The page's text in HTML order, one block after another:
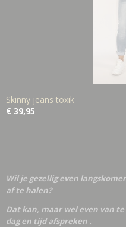
Skinny jeans toxik
€ 39,95
Wil je gezellig even
af te halen?
Dat kan, maar wel even van
dag en tijd afspreken .